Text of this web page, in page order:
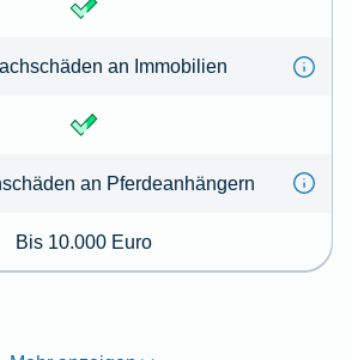
an Immobilien
an Pferdeanhängern
Bis 10.000 Euro